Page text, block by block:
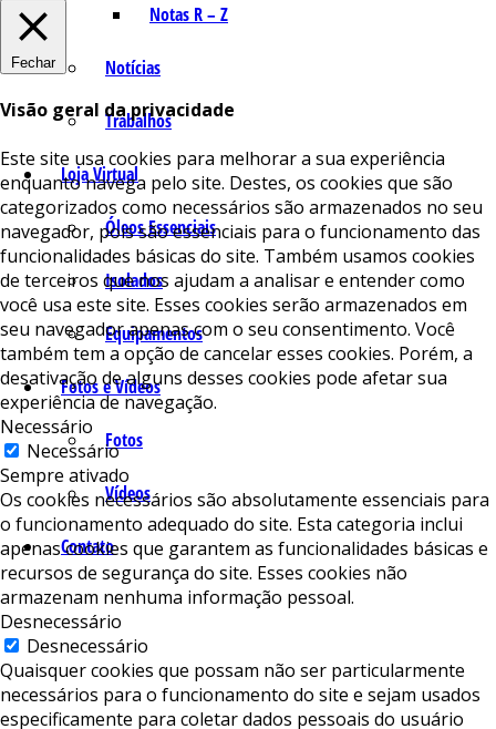
Notas R – Z
Notícias
Trabalhos
Loja Virtual
Óleos Essenciais
Isolados
Equipamentos
Fotos e Vídeos
Fotos
Vídeos
Contato
Fechar
Visão geral da privacidade
Este site usa cookies para melhorar a sua experiência
enquanto navega pelo site. Destes, os cookies que são
categorizados como necessários são armazenados no seu
navegador, pois são essenciais para o funcionamento das
funcionalidades básicas do site. Também usamos cookies
de terceiros que nos ajudam a analisar e entender como
você usa este site. Esses cookies serão armazenados em
seu navegador apenas com o seu consentimento. Você
também tem a opção de cancelar esses cookies. Porém, a
desativação de alguns desses cookies pode afetar sua
experiência de navegação.
Necessário
Necessário
Sempre ativado
Os cookies necessários são absolutamente essenciais para
o funcionamento adequado do site. Esta categoria inclui
apenas cookies que garantem as funcionalidades básicas e
recursos de segurança do site. Esses cookies não
armazenam nenhuma informação pessoal.
Desnecessário
Desnecessário
Quaisquer cookies que possam não ser particularmente
necessários para o funcionamento do site e sejam usados ​​
especificamente para coletar dados pessoais do usuário